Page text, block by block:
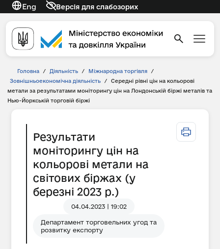
Eng Версія для слабозорих
Головна / Діяльність / Міжнародна торгівля
/
Зовнішньоекономічна діяльність
/
Середні рівні цін на кольорові
метали за результатами моніторингу цін на Лондонській біржі металів та
Нью-Йоркській торговій біржі
Результати
моніторингу цін на
кольорові метали на
світових біржах (у
березні 2023 р.)
04.04.2023 | 19:02
Департамент торговельних угод та
розвитку експорту